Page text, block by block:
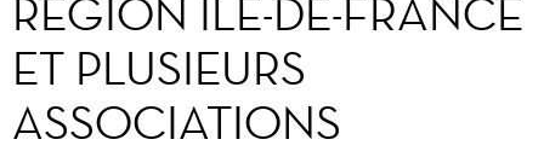
RÉGION ILE-DE-FRANCE
ET PLUSIEURS
ASSOCIATIONS